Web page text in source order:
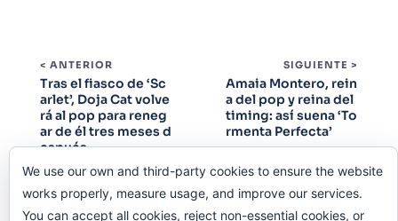
< ANTERIOR
Tras el fiasco de ‘Sc
arlet’, Doja Cat volve
rá al pop para reneg
ar de él tres meses d
espués
SIGUIENTE >
Amaia Montero, rein
a del pop y reina del
timing: así suena ‘To
rmenta Perfecta’
We use our own and third-party cookies to ensure the website
works properly, measure usage, and improve our services.
You can accept all cookies, reject non-essential cookies, or